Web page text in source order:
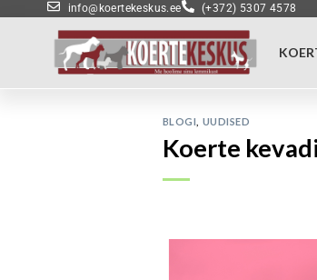
info@koertekeskus.ee (+372) 5307 4578
BLOGI UUDISED
Koerte